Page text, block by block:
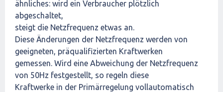
ähnliches: wird ein Verbraucher plötzlich
abgeschaltet,
steigt die Netzfrequenz etwas an.
Diese Änderungen der Netzfrequenz werden von
geeigneten, präqualifizierten Kraftwerken
gemessen. Wird eine Abweichung der Netzfrequenz
von 50Hz festgestellt, so regeln diese
Kraftwerke in der Primärregelung vollautomatisch